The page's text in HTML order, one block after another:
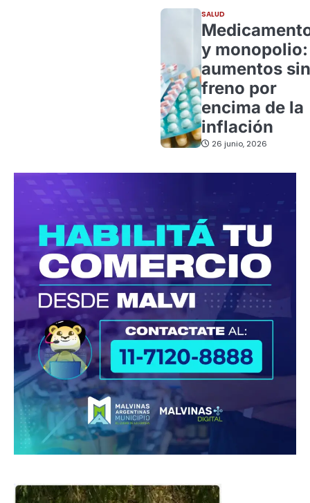
SALUD
y monopolio:
aumentos sin
freno por
encima de la
inflación
26 junio, 2026